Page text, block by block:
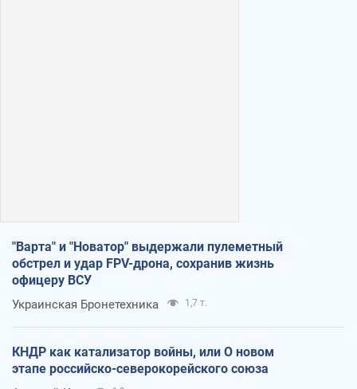
"Варта" и "Новатор" выдержали пулеметный
обстрел и удар FPV-дрона, сохранив жизнь
офицеру ВСУ
Украинская Бронетехника 1,7 т.
КНДР как катализатор войны, или О новом
этапе российско-северокорейского союза